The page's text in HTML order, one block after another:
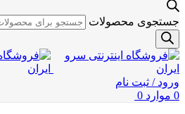
جستجوی محصولات
ورود / ثبت نام
0 موارد 0